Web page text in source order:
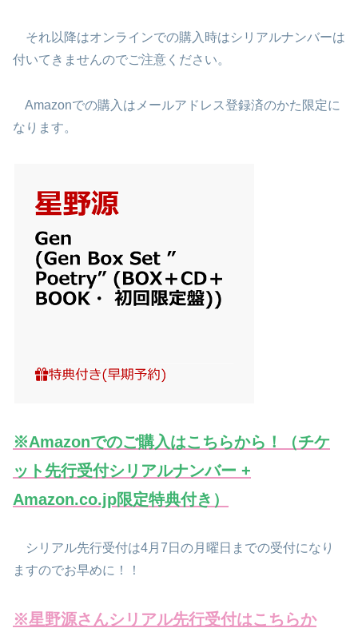
それ以降はオンラインでの購入時はシリアルナンバーは
付いてきませんのでご注意ください。
Amazonでの購入はメールアドレス登録済のかた限定に
なります。
※Amazonでのご購入はこちらから！（チケ
ット先行受付シリアルナンバー +
Amazon.co.jp限定特典付き）
シリアル先行受付は4月7日の月曜日までの受付になり
ますのでお早めに！！
※星野源さんシリアル先行受付はこちらか